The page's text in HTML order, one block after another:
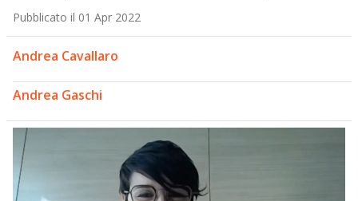
Pubblicato il 01 Apr 2022
Andrea Cavallaro
Andrea Gaschi